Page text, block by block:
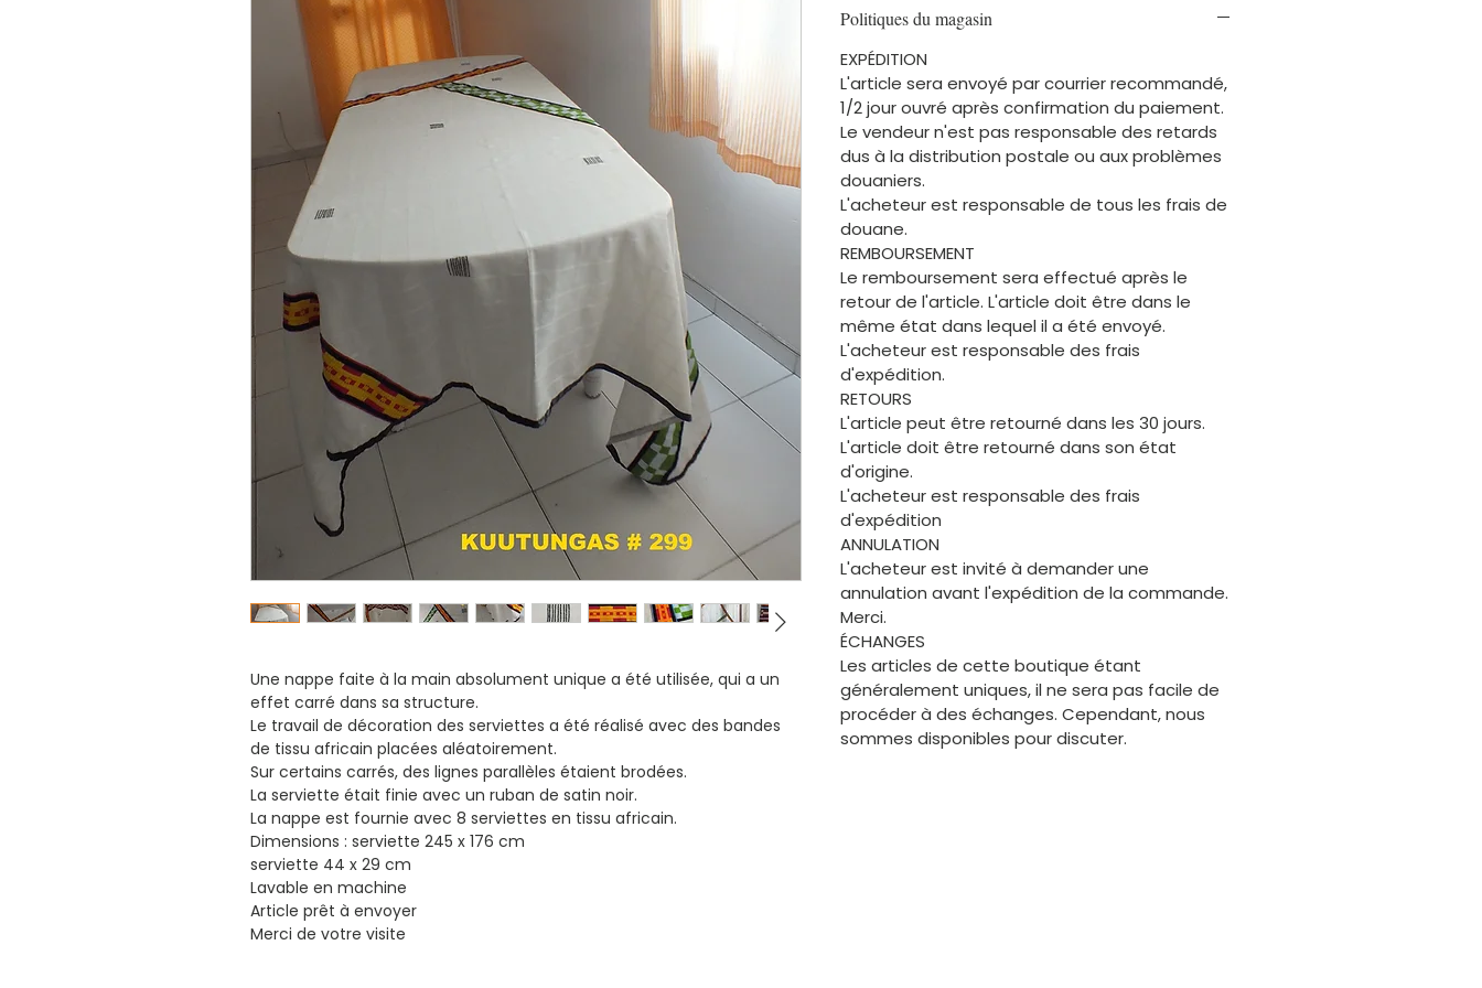
Une nappe faite à la main absolument unique a été utilisée, qui a un
effet carré dans sa structure.
Le travail de décoration des serviettes a été réalisé avec des bandes
de tissu africain placées aléatoirement.
Sur certains carrés, des lignes parallèles étaient brodées.
La serviette était finie avec un ruban de satin noir.
La nappe est fournie avec 8 serviettes en tissu africain.
Dimensions : serviette 245 x 176 cm
serviette 44 x 29 cm
Lavable en machine
Article prêt à envoyer
Merci de votre visite
Politiques du magasin
EXPÉDITION
L'article sera envoyé par courrier recommandé,
1/2 jour ouvré après confirmation du paiement.
Le vendeur n'est pas responsable des retards
dus à la distribution postale ou aux problèmes
douaniers.
L'acheteur est responsable de tous les frais de
douane.
REMBOURSEMENT
Le remboursement sera effectué après le
retour de l'article. L'article doit être dans le
même état dans lequel il a été envoyé.
L'acheteur est responsable des frais
d'expédition.
RETOURS
L'article peut être retourné dans les 30 jours.
L'article doit être retourné dans son état
d'origine.
L'acheteur est responsable des frais
d'expédition
ANNULATION
L'acheteur est invité à demander une
annulation avant l'expédition de la commande.
Merci.
ÉCHANGES
Les articles de cette boutique étant
généralement uniques, il ne sera pas facile de
procéder à des échanges. Cependant, nous
sommes disponibles pour discuter.